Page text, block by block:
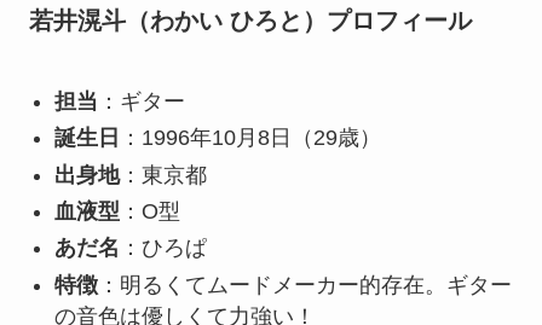
若井滉斗（わかい ひろと）プロフィール
担当 ：ギター
誕生日 ：1996年10月8日（29歳）
出身地：東京都
血液型 ：O型
あだ名 ：ひろぱ
特徴：明るくてムードメーカー的存在。ギター
の音色は優しくて力強い！